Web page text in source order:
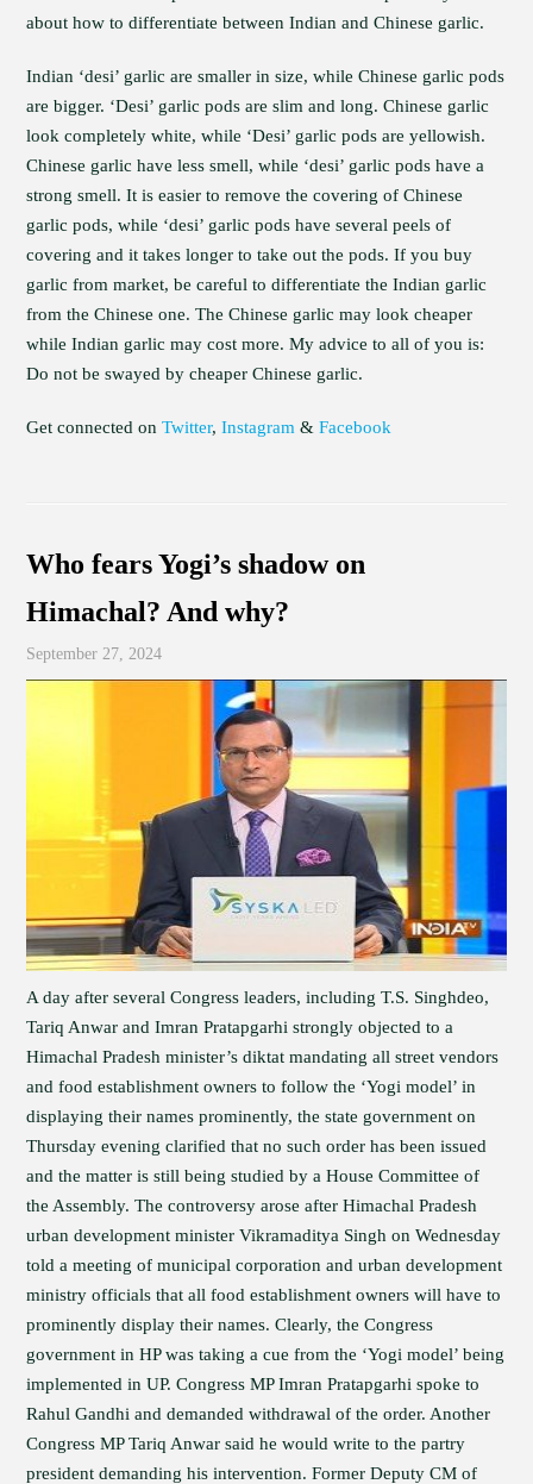
about how to differentiate between Indian and Chinese garlic.
Indian ‘desi’ garlic are smaller in size, while Chinese garlic pods
are bigger. ‘Desi’ garlic pods are slim and long. Chinese garlic
look completely white, while ‘Desi’ garlic pods are yellowish.
Chinese garlic have less smell, while ‘desi’ garlic pods have a
strong smell. It is easier to remove the covering of Chinese
garlic pods, while ‘desi’ garlic pods have several peels of
covering and it takes longer to take out the pods. If you buy
garlic from market, be careful to differentiate the Indian garlic
from the Chinese one. The Chinese garlic may look cheaper
while Indian garlic may cost more. My advice to all of you is:
Do not be swayed by cheaper Chinese garlic.
Get connected onTwitter,Instagram &Facebook
Who fears Yogi’s shadow on
Himachal? And why?
September 27, 2024
A day after several Congress leaders, including T.S. Singhdeo,
Tariq Anwar and Imran Pratapgarhi strongly objected to a
Himachal Pradesh minister’s diktat mandating all street vendors
and food establishment owners to follow the ‘Yogi model’ in
displaying their names prominently, the state government on
Thursday evening clarified that no such order has been issued
and the matter is still being studied by a House Committee of
the Assembly. The controversy arose after Himachal Pradesh
urban development minister Vikramaditya Singh on Wednesday
told a meeting of municipal corporation and urban development
ministry officials that all food establishment owners will have to
prominently display their names. Clearly, the Congress
government in HP was taking a cue from the ‘Yogi model’ being
implemented in UP. Congress MP Imran Pratapgarhi spoke to
Rahul Gandhi and demanded withdrawal of the order. Another
Congress MP Tariq Anwar said he would write to the partry
president demanding his intervention. Former Deputy CM of